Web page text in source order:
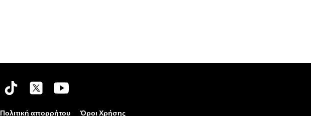
Πολιτική απορρήτου Όροι Χρήσης